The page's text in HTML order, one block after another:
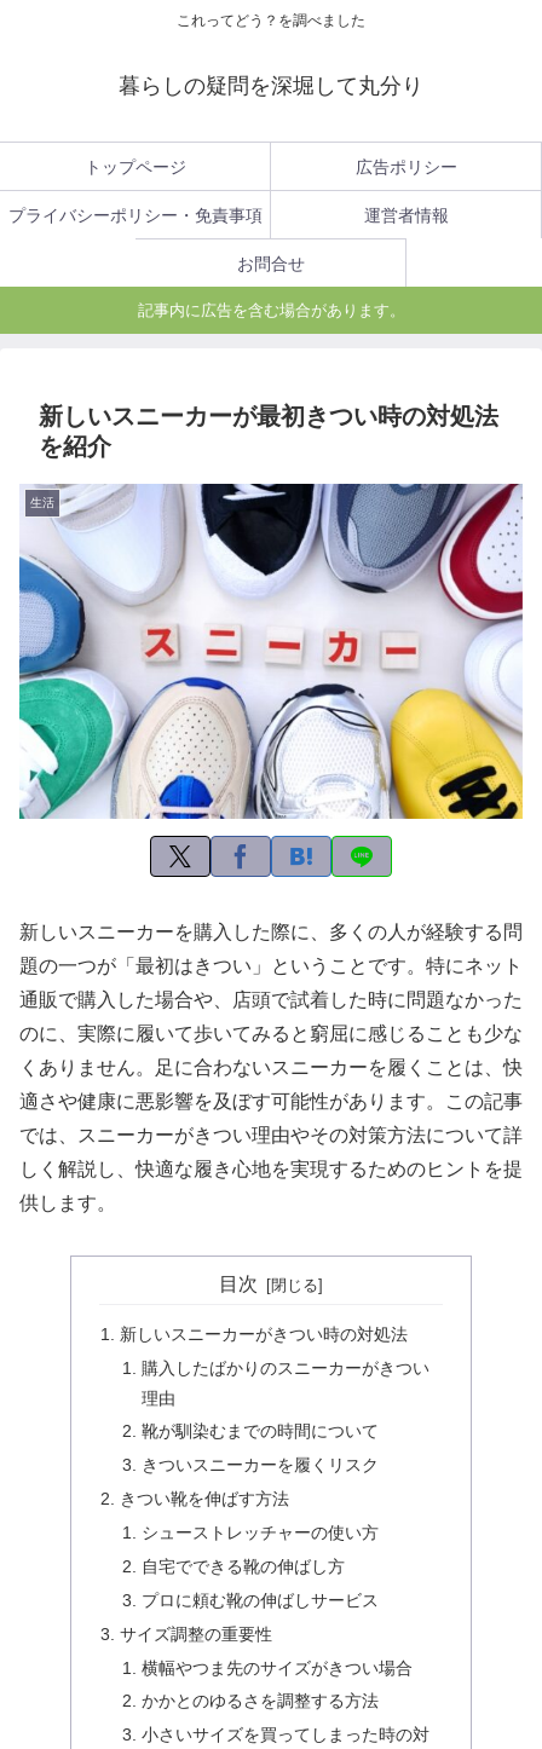
これってどう？を調べました
暮らしの疑問を深堀して丸分り
トップページ 広告ポリシー
プライバシーポリシー・免責事項 運営者情報
お問合せ
記事内に広告を含む場合があります。
新しいスニーカーが最初きつい時の対処法
を紹介
生活
新しいスニーカーを購入した際に、多くの人が経験する問
題の一つが「最初はきつい」ということです。特にネット
通販で購入した場合や、店頭で試着した時に問題なかった
のに、実際に履いて歩いてみると窮屈に感じることも少な
くありません。足に合わないスニーカーを履くことは、快
適さや健康に悪影響を及ぼす可能性があります。この記事
では、スニーカーがきつい理由やその対策方法について詳
しく解説し、快適な履き心地を実現するためのヒントを提
供します。
目次
新しいスニーカーがきつい時の対処法
購入したばかりのスニーカーがきつい
理由
靴が馴染むまでの時間について
きついスニーカーを履くリスク
きつい靴を伸ばす方法
シューストレッチャーの使い方
自宅でできる靴の伸ばし方
プロに頼む靴の伸ばしサービス
サイズ調整の重要性
横幅やつま先のサイズがきつい場合
かかとのゆるさを調整する方法
小さいサイズを買ってしまった時の対